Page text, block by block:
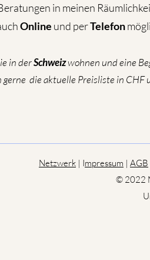
in meinen
Online und perTelefon
in derSchweizwohnen und eine
gerne die aktuelle Preisliste in CHF
Netzwerk | Impressum | AGB
© 2022